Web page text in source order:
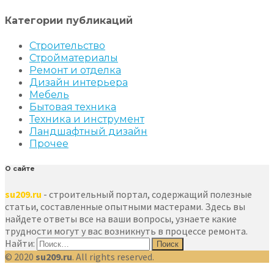
Категории публикаций
Строительство
Стройматериалы
Ремонт и отделка
Дизайн интерьера
Мебель
Бытовая техника
Техника и инструмент
Ландшафтный дизайн
Прочее
О сайте
su209.ru - строительный портал, содержащий полезные
статьи, составленные опытными мастерами. Здесь вы
найдете ответы все на ваши вопросы, узнаете какие
трудности могут у вас возникнуть в процессе ремонта.
Найти:
© 2020 su209.ru. All rights reserved.